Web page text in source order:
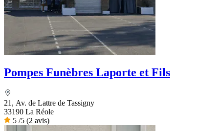
Pompes Funèbres Laporte et Fils
21, Av. de Lattre de Tassigny
33190 La Réole
5 /5 (2 avis)